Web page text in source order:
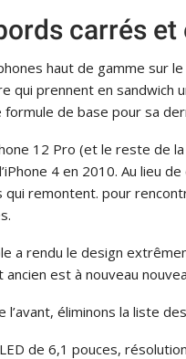
carrés et
haut de gamme sur
qui prennent en sandwich
de base pour sa
12 Pro (et le reste de
4 en 2010. Au lieu
qui remontent. pour
a rendu le design
est à nouveau
l’avant, éliminons la liste
de 6,1 pouces,